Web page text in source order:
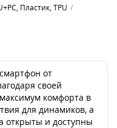
Пластик, TPU
от
своей
комфорта в
для динамиков, а
открыты и доступны